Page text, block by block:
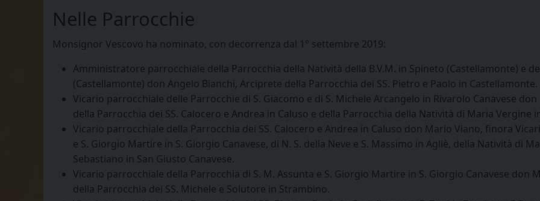
Nelle Parrocchie
Monsignor Vescovo ha nominato, con decorrenza dal 1° settembre 2019:
Amministratore parrocchiale della Parrocchia della Natività della B.V.M. in Spineto (Castellamonte) e
(Castellamonte) don Angelo Bianchi, Arciprete della Parrocchia dei SS. Pietro e Paolo in Castellamonte.
Vicario parrocchiale delle Parrocchie di S. Giacomo e di S. Michele Arcangelo in Rivarolo Canavese
della Parrocchia dei SS. Calocero e Andrea in Caluso e della Parrocchia della Natività di Maria Vergine
Vicario parrocchiale della Parrocchia dei SS. Calocero e Andrea in Caluso don Mario Viano, finora
e S. Giorgio Martire in S. Giorgio Canavese, di N. S. della Neve e S. Massimo in Agliè, della Natività di
Sebastiano in San Giusto Canavese.
Vicario parrocchiale della Parrocchia di S. M. Assunta e S. Giorgio Martire in S. Giorgio Canavese
della Parrocchia dei SS. Michele e Solutore in Strambino.